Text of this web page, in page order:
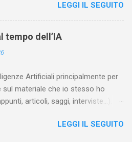
ribattezzato Jack lo Squartatore la
resta ignota. Paul Begg in
la vera storia , edito da
non solo i cinque omicidi
addebitati a Jack lo
a ricostruire la storia di
e del East End e a ricapitolare le
al Ministero dell’Interno. Ne esce
vittoriana era
LEGGI IL SEGUITO
tempo dell’IA
Artificiali principalmente per
sul materiale che io stesso ho
articoli, saggi, interviste…).
per esempio evidenziando
LEGGI IL SEGUITO